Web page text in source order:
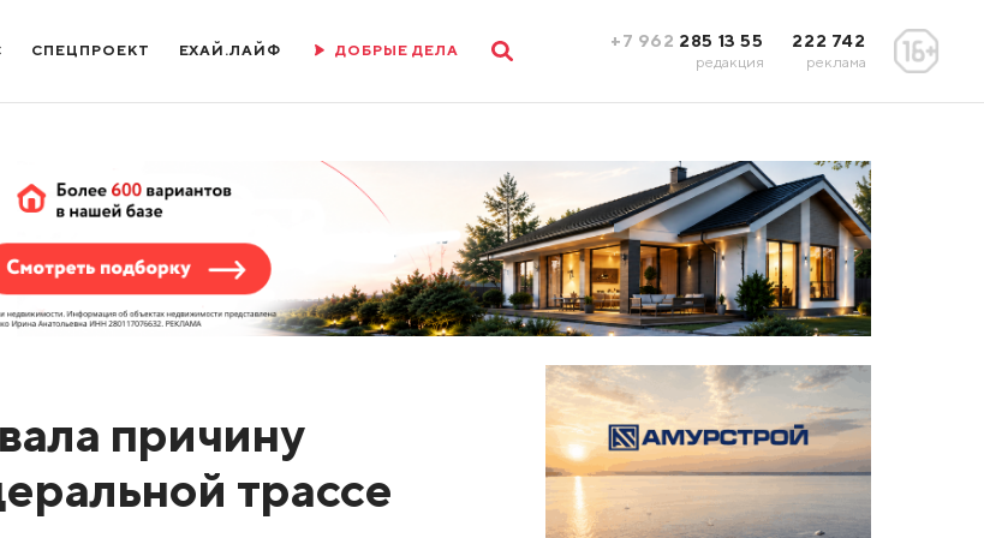
СПЕЦПРОЕКТ ЕХАЙ.ЛАЙФ ДОБРЫЕ ДЕЛА +7 962 285 13 55
редакция
222 742
реклама
причину
трассе